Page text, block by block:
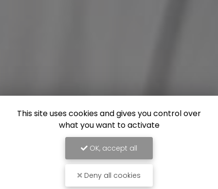
This site uses cookies and gives you control over
what you want to activate
OK, accept all
Deny all cookies